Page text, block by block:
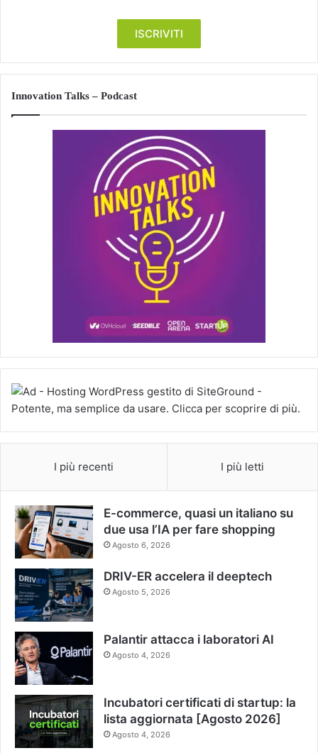
Innovation Talks – Podcast
I più recenti I più letti
E-commerce, quasi un italiano su
due usa l’IA per fare shopping
Agosto 6, 2026
DRIV-ER accelera il deeptech
Agosto 5, 2026
Palantir attacca i laboratori AI
Agosto 4, 2026
Incubatori certificati di startup: la
lista aggiornata [Agosto 2026]
Agosto 4, 2026